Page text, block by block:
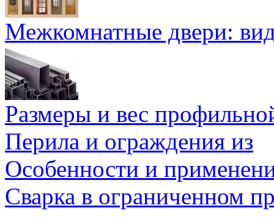
Межкомнатные двери:
Размеры и вес
Перила и ограждения из
Особенности и
Сварка в ограниченном